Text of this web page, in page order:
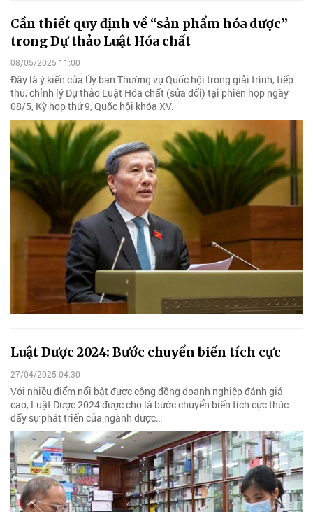
Cần thiết quy định về “sản phẩm hóa dược”
trong Dự thảo Luật Hóa chất
08/05/2025 11:00
Đây là ý kiến của Ủy ban Thường vụ Quốc hội trong giải trình, tiếp
thu, chỉnh lý Dự thảo Luật Hóa chất (sửa đổi) tại phiên họp ngày
08/5, Kỳ họp thứ 9, Quốc hội khóa XV.
Luật Dược 2024: Bước chuyển biến tích cực
27/04/2025 04:30
Với nhiều điểm nổi bật được cộng đồng doanh nghiệp đánh giá
cao, Luật Dược 2024 được cho là bước chuyển biến tích cực thúc
đẩy sự phát triển của ngành dược…